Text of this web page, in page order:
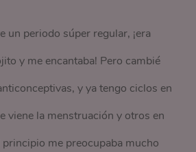
un periodo súper regular, ¡era
y me encantaba! Pero cambié
y ya tengo ciclos en
viene la menstruación y otros en
me preocupaba mucho